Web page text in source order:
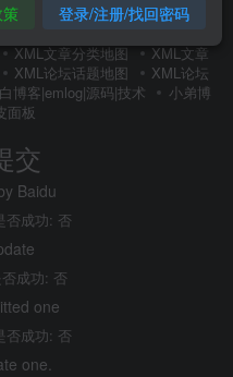
明 广告合作
关于我们
XML文章分类地图
XML文章
XML论坛话题地图
XML论坛
博客|emlog|源码|技术
小弟博
面板
交
Baidu
否成功: 否
成功: 否
one
否成功: 否
one.
登录/注册/找回密码